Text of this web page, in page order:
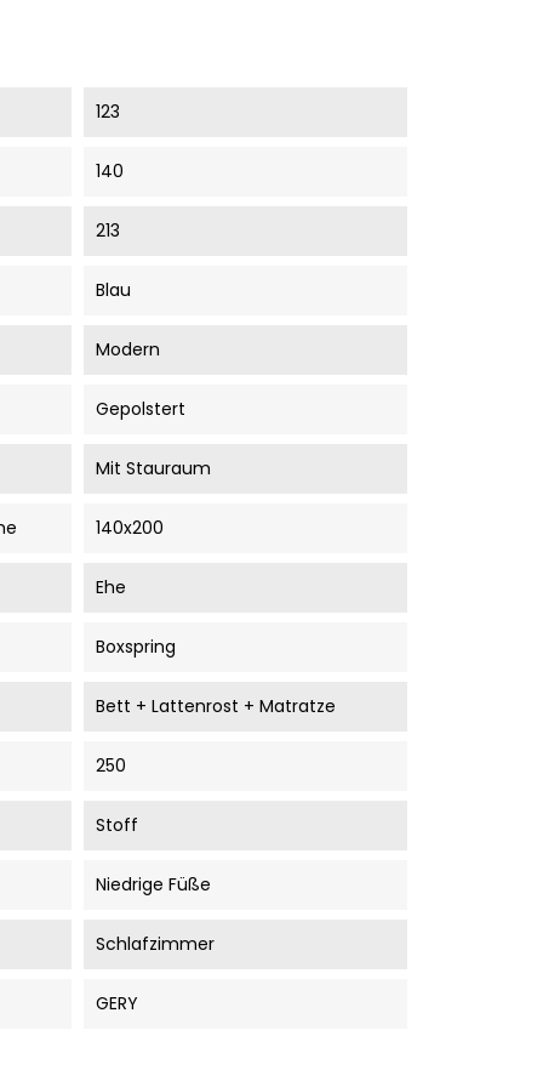
123
140
213
Blau
Modern
Gepolstert
Mit Stauraum
140x200
Ehe
Boxspring
Bett + Lattenrost + Matratze
250
Stoff
Niedrige Füße
Schlafzimmer
GERY